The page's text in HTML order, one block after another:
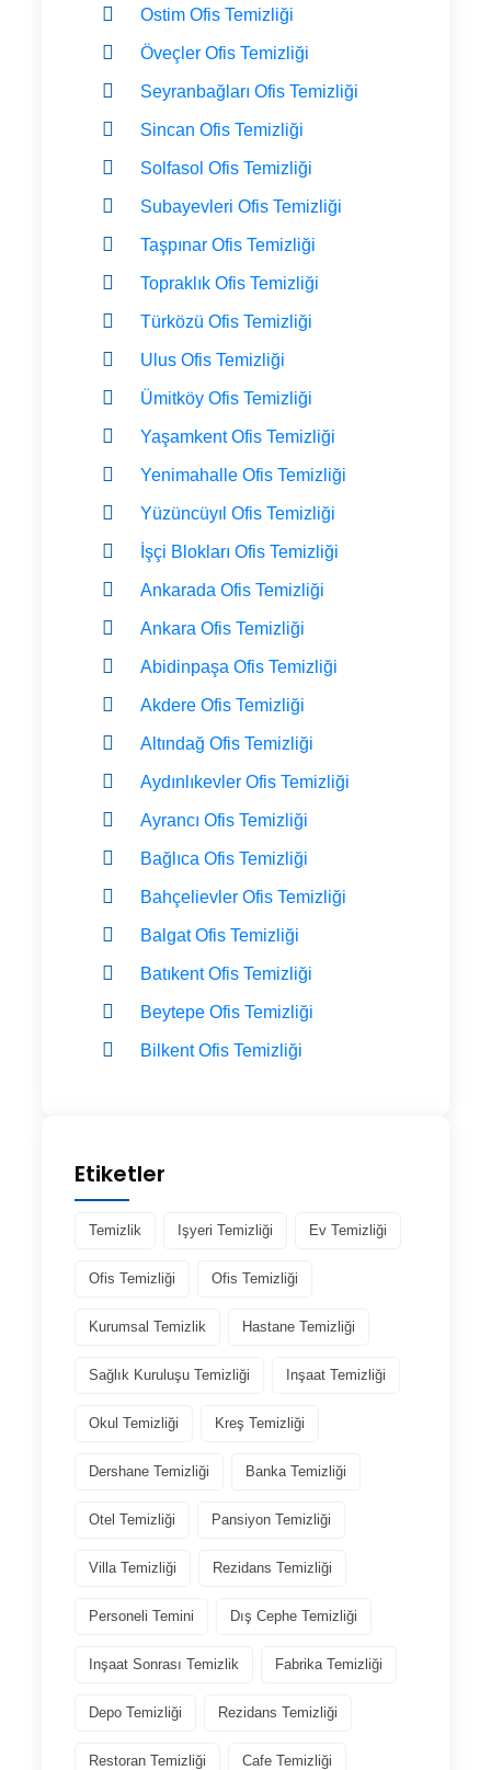
Ostim Ofis Temizliği
Öveçler Ofis Temizliği
Seyranbağları Ofis Temizliği
Sincan Ofis Temizliği
Solfasol Ofis Temizliği
Subayevleri Ofis Temizliği
Taşpınar Ofis Temizliği
Topraklık Ofis Temizliği
Türközü Ofis Temizliği
Ulus Ofis Temizliği
Ümitköy Ofis Temizliği
Yaşamkent Ofis Temizliği
Yenimahalle Ofis Temizliği
Yüzüncüyıl Ofis Temizliği
İşçi Blokları Ofis Temizliği
Ankarada Ofis Temizliği
Ankara Ofis Temizliği
Abidinpaşa Ofis Temizliği
Akdere Ofis Temizliği
Altındağ Ofis Temizliği
Aydınlıkevler Ofis Temizliği
Ayrancı Ofis Temizliği
Bağlıca Ofis Temizliği
Bahçelievler Ofis Temizliği
Balgat Ofis Temizliği
Batıkent Ofis Temizliği
Beytepe Ofis Temizliği
Bilkent Ofis Temizliği
Etiketler
Temizlik Işyeri Temizliği Ev Temizliği
Ofis Temizliği Ofis Temizliği
Kurumsal Temizlik Hastane Temizliği
Sağlık Kuruluşu Temizliği Inşaat Temizliği
Okul Temizliği Kreş Temizliği
Dershane Temizliği Banka Temizliği
Otel Temizliği Pansiyon Temizliği
Villa Temizliği Rezidans Temizliği
Personeli Temini Dış Cephe Temizliği
Inşaat Sonrası Temizlik Fabrika Temizliği
Depo Temizliği Rezidans Temizliği
Restoran Temizliği Cafe Temizliği